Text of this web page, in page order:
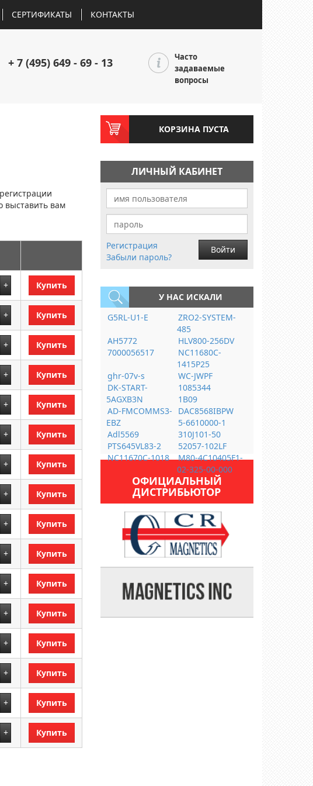
СЕРТИФИКАТЫ КОНТАКТЫ
+ 7 (495) 649 - 69 - 13
Часто
задаваемые
вопросы
выставить вам
Купить
Купить
Купить
Купить
Купить
Купить
Купить
Купить
Купить
Купить
Купить
Купить
Купить
Купить
Купить
Купить
КОРЗИНА ПУСТА
ЛИЧНЫЙ КАБИНЕТ
Регистрация
Забыли пароль?
Войти
У НАС ИСКАЛИ
G5RL-U1-E
ZRO2-SYSTEM-
485
AH5772
HLV800-256DV
7000056517
NC11680C-
1415P25
ghr-07v-s
WC-JWPF
DK-START-
5AGXB3N
1085344
1B09
AD-FMCOMMS3-
EBZ
DAC8568IBPW
5-6610000-1
Adl5569
310J101-50
PTS645VL83-2
52057-102LF
NC11670C-1018
M80-4C10405F1-
02-325-00-000
ОФИЦИАЛЬНЫЙ
ДИСТРИБЬЮТОР